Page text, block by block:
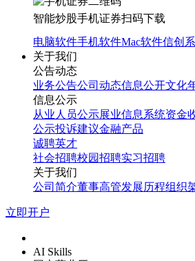
智能炒股手机证券扫码下载
电脑软件手机软件Mac软件信创
关于我们
公告动态
业务公告公司动态信息公开文化
信息公示
从业人员公示展业信息系统资金
公示投诉建议金融产品
诚聘英才
社会招聘校园招聘实习招聘
关于我们
公司简介董事高管发展历程组织
立即开户
AI Skills